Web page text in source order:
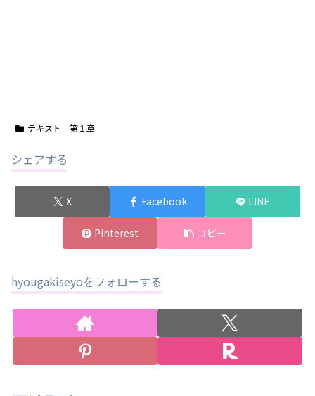
テキスト 第１章
シェアする
X Facebook LINE
Pinterest コピー
hyougakiseyoをフォローする